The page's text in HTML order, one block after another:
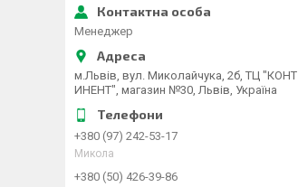
Менеджер
м.Львів, вул. Миколайчука, 2б, ТЦ "КОНТ
ИНЕНТ", магазин №30, Львів, Україна
+380 (97) 242-53-17
Микола
+380 (50) 426-39-86